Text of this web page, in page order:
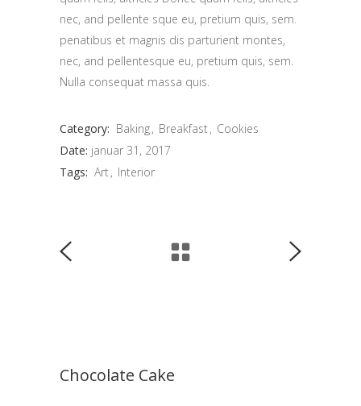
nec, and pellente sque eu, pretium quis, sem.
penatibus et magnis dis parturient montes,
nec, and pellentesque eu, pretium quis, sem.
Nulla consequat massa quis.
Category: Baking Breakfast
Cookies
Date: januar 31, 2017
Tags: Art Interior
Chocolate Cake